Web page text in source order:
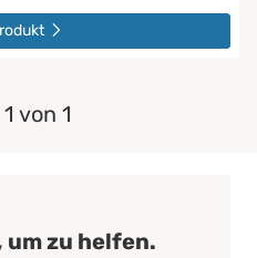
von 1
um zu helfen.